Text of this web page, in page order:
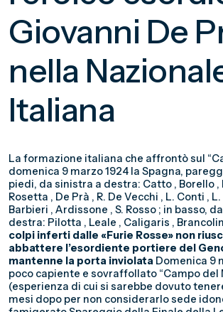
Giovanni De
nella
Italiana
La formazione italiana che affrontò sul
domenica 9 marzo 1924 la Spagna,
piedi, da sinistra a destra: Catto , Borello ,
Rosetta , De Prà , R. De Vecchi , L. Conti ,
Barbieri , Ardissone , S. Rosso ; in basso,
destra: Pilotta , Leale , Caligaris ,
colpi inferti dalle «Furie Rosse» non
abbattere l’esordiente portiere del
mantenne la porta inviolata Domenica 9
poco capiente e sovraffollato “Campo del
(esperienza di cui si sarebbe dovuto
mesi dopo per non considerarlo sede